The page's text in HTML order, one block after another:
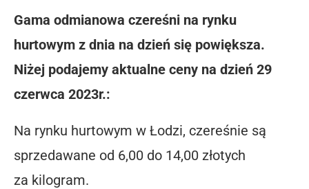
Gama odmianowa czereśni na rynku
hurtowym z dnia na dzień się powiększa.
Niżej podajemy aktualne ceny na dzień 29
czerwca 2023r.:
Na rynku hurtowym w Łodzi, czereśnie są
sprzedawane od 6,00 do 14,00 złotych
za kilogram.